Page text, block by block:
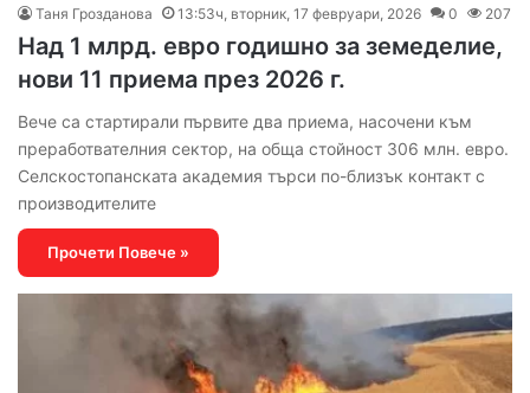
Таня Грозданова 13:53ч, вторник, 17 февруари, 2026 0 207
Над 1 млрд. евро годишно за земеделие,
нови 11 приема през 2026 г.
Вече са стартирали първите два приема, насочени към
преработвателния сектор, на обща стойност 306 млн. евро.
Селскостопанската академия търси по-близък контакт с
производителите
Прочети Повече »